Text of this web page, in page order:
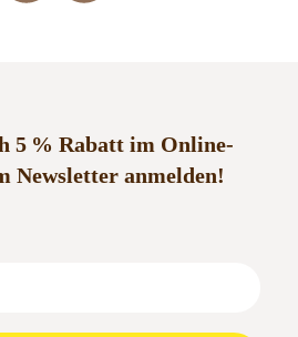
5 % Rabatt im Online-
Newsletter anmelden!